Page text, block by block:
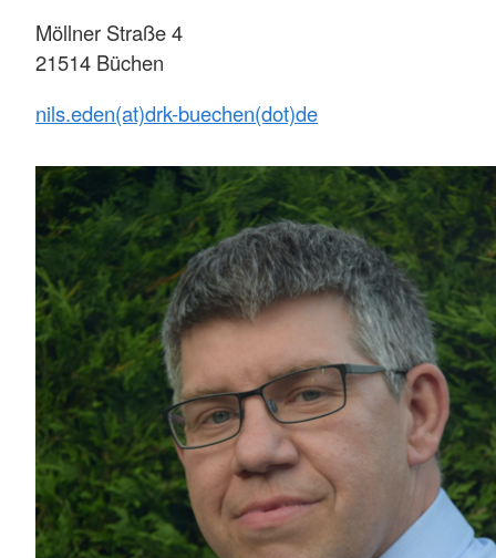
Möllner Straße 4
21514 Büchen
nils.eden(at)drk-buechen(dot)de